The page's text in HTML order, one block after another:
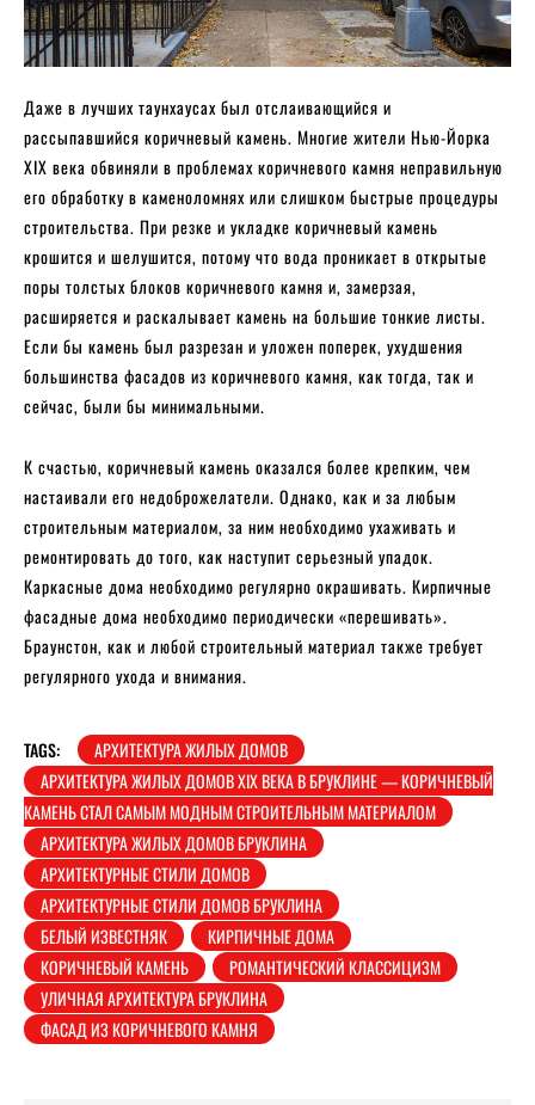
Даже в лучших таунхаусах был отслаивающийся и
рассыпавшийся коричневый камень. Многие жители Нью-Йорка
XIX века обвиняли в проблемах коричневого камня неправильную
его обработку в каменоломнях или слишком быстрые процедуры
строительства. При резке и укладке коричневый камень
крошится и шелушится, потому что вода проникает в открытые
поры толстых блоков коричневого камня и, замерзая,
расширяется и раскалывает камень на большие тонкие листы.
Если бы камень был разрезан и уложен поперек, ухудшения
большинства фасадов из коричневого камня, как тогда, так и
сейчас, были бы минимальными.
К счастью, коричневый камень оказался более крепким, чем
настаивали его недоброжелатели. Однако, как и за любым
строительным материалом, за ним необходимо ухаживать и
ремонтировать до того, как наступит серьезный упадок.
Каркасные дома необходимо регулярно окрашивать. Кирпичные
фасадные дома необходимо периодически «перешивать».
Браунстон, как и любой строительный материал также требует
регулярного ухода и внимания.
TAGS:
АРХИТЕКТУРА ЖИЛЫХ ДОМОВ
АРХИТЕКТУРА ЖИЛЫХ ДОМОВ XIX ВЕКА В БРУКЛИНЕ — КОРИЧНЕВЫЙ
КАМЕНЬ СТАЛ САМЫМ МОДНЫМ СТРОИТЕЛЬНЫМ МАТЕРИАЛОМ
АРХИТЕКТУРА ЖИЛЫХ ДОМОВ БРУКЛИНА
АРХИТЕКТУРНЫЕ СТИЛИ ДОМОВ
АРХИТЕКТУРНЫЕ СТИЛИ ДОМОВ БРУКЛИНА
БЕЛЫЙ ИЗВЕСТНЯК
КИРПИЧНЫЕ ДОМА
КОРИЧНЕВЫЙ КАМЕНЬ
РОМАНТИЧЕСКИЙ КЛАССИЦИЗМ
УЛИЧНАЯ АРХИТЕКТУРА БРУКЛИНА
ФАСАД ИЗ КОРИЧНЕВОГО КАМНЯ